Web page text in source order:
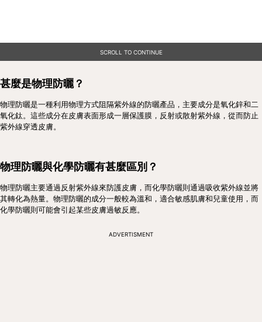
SCROLL TO CONTINUE
甚麼是物理防曬？
物理防曬是一種利用物理方式阻隔紫外線的防曬產品，主要成分是氧化鋅和二
氧化鈦。這些成分在皮膚表面形成一層保護膜，反射或散射紫外線，從而防止
紫外線穿透皮膚。
物理防曬與化學防曬有甚麼區別？
物理防曬主要通過反射紫外線來防護皮膚，而化學防曬則通過吸收紫外線並將
其轉化為熱量。物理防曬的成分一般較為溫和，適合敏感肌膚和兒童使用，而
化學防曬則可能會引起某些皮膚過敏反應。
ADVERTISMENT